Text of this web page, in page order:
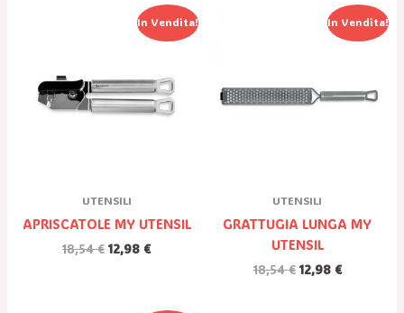
In Vendita!
UTENSILI
APRISCATOLE MY UTENSIL
18,54€
Prezzo
18,54 €.
12,98 €
Il
Prezzo
12,98 €.
In Vendita!
UTENSILI
GRATTUGIA LUNGA MY
UTENSIL
18,54€
Prezzo
12,98 €
Il
Prezzo